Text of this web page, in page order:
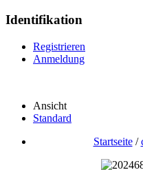
Identifikation
Registrieren
Anmeldung
Ansicht
Standard
Startseite/